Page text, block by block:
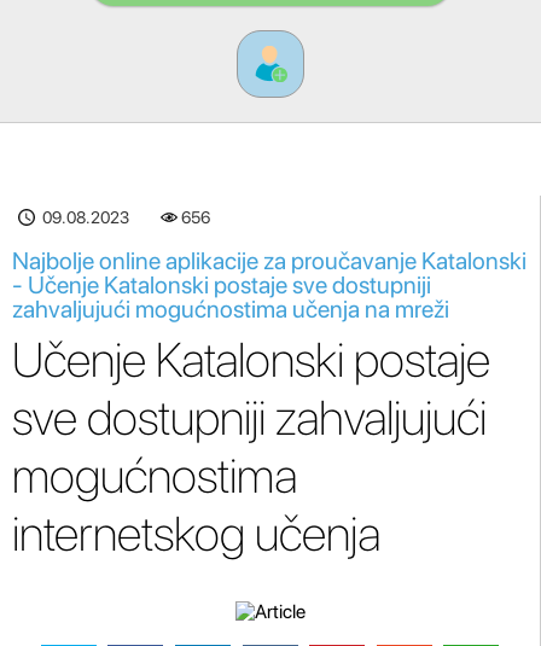
09.08.2023 656
Najbolje online aplikacije za proučavanje Katalonski
- Učenje Katalonski postaje sve dostupniji
zahvaljujući mogućnostima učenja na mreži
Učenje Katalonski postaje
sve dostupniji zahvaljujući
mogućnostima
internetskog učenja